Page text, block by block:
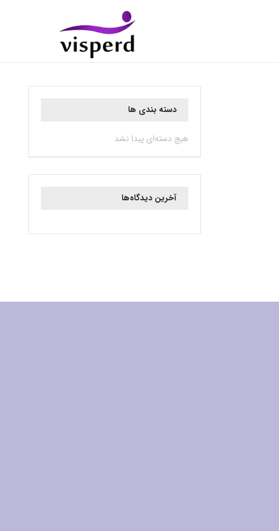
دسته بندی ها
هیچ دسته‌ای پیدا نشد
آخرین دیدگاه‌ها